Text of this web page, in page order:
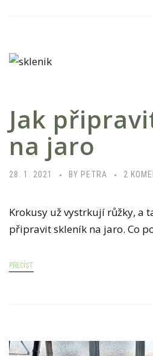
Jak
na jaro
28. 1. 2021 BY PETRA 2
Krokusy už vystrkují růžky, a
připravit skleník na jaro. Co
PŘEČÍST